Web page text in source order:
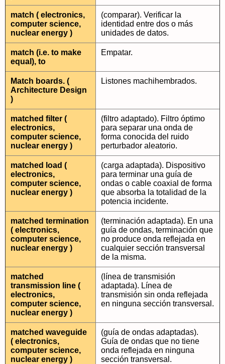
match ( electronics,
computer science,
nuclear energy )
(comparar). Verificar la
identidad entre dos o más
unidades de datos.
match (i.e. to make
equal), to
Empatar.
Match boards. (
Architecture Design
)
Listones machihembrados.
matched filter (
electronics,
computer science,
nuclear energy )
(filtro adaptado). Filtro óptimo
para separar una onda de
forma conocida del ruido
perturbador aleatorio.
matched load (
electronics,
computer science,
nuclear energy )
(carga adaptada). Dispositivo
para terminar una guía de
ondas o cable coaxial de forma
que absorba la totalidad de la
potencia incidente.
matched termination
( electronics,
computer science,
nuclear energy )
(terminación adaptada). En una
guía de ondas, terminación que
no produce onda reflejada en
cualquier sección transversal
de la misma.
matched
transmission line (
electronics,
computer science,
nuclear energy )
(línea de transmisión
adaptada). Línea de
transmisión sin onda reflejada
en ninguna sección transversal.
matched waveguide
( electronics,
computer science,
nuclear energy )
(guía de ondas adaptadas).
Guía de ondas que no tiene
onda reflejada en ninguna
sección transversal.